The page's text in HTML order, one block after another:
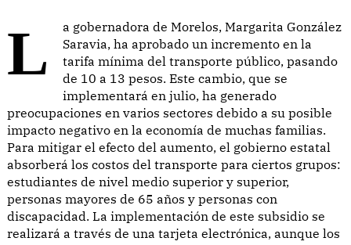
La gobernadora de Morelos, Margarita González
Saravia, ha aprobado un incremento en la
tarifa mínima del transporte público, pasando
de 10 a 13 pesos. Este cambio, que se
implementará en julio, ha generado
preocupaciones en varios sectores debido a su posible
impacto negativo en la economía de muchas familias.
Para mitigar el efecto del aumento, el gobierno estatal
absorberá los costos del transporte para ciertos grupos:
estudiantes de nivel medio superior y superior,
personas mayores de 65 años y personas con
discapacidad. La implementación de este subsidio se
realizará a través de una tarjeta electrónica, aunque los